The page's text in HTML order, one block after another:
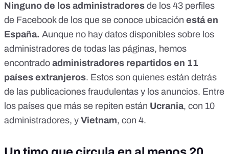
Ninguno de los administradores de los 43 perfiles
de Facebook de los que se conoce ubicación está en
España. Aunque no hay datos disponibles sobre los
administradores de todas las páginas, hemos
encontrado administradores repartidos en 11
países extranjeros. Estos son quienes están detrás
de las publicaciones fraudulentas y los anuncios. Entre
los países que más se repiten están Ucrania, con 10
administradores, y Vietnam, con 4.